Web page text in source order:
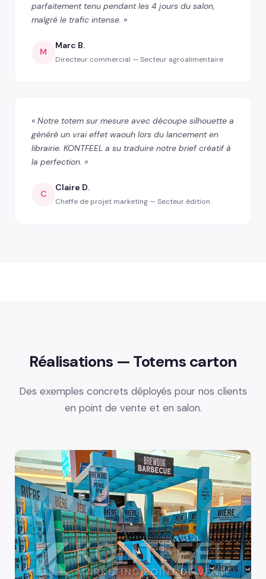
parfaitement tenu pendant les 4 jours du salon,
malgré le trafic intense. »
M
Marc B.
Directeur commercial — Secteur agroalimentaire
« Notre totem sur mesure avec découpe silhouette a
généré un vrai effet waouh lors du lancement en
librairie. KONTFEEL a su traduire notre brief créatif à
la perfection. »
C
Claire D.
Cheffe de projet marketing — Secteur édition
Réalisations — Totems carton
Des exemples concrets déployés pour nos clients
en point de vente et en salon.